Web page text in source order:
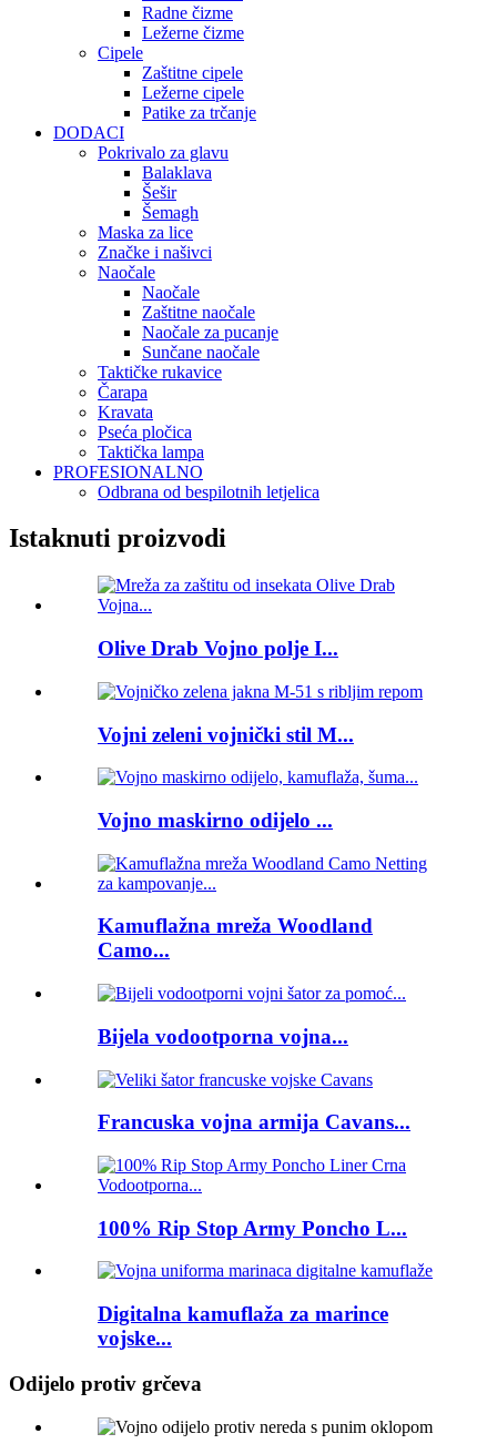
Radne čizme
Ležerne čizme
Cipele
Zaštitne cipele
Ležerne cipele
Patike za trčanje
DODACI
Pokrivalo za glavu
Balaklava
Šešir
Šemagh
Maska za lice
Značke i našivci
Naočale
Naočale
Zaštitne naočale
Naočale za pucanje
Sunčane naočale
Taktičke rukavice
Čarapa
Kravata
Pseća pločica
Taktička lampa
PROFESIONALNO
Odbrana od bespilotnih letjelica
Istaknuti proizvodi
Olive Drab Vojno polje I...
Vojni zeleni vojnički stil M...
Vojno maskirno odijelo ...
Kamuflažna mreža Woodland
Camo...
Bijela vodootporna vojna...
Francuska vojna armija Cavans...
100% Rip Stop Army Poncho L...
Digitalna kamuflaža za marince
vojske...
Odijelo protiv grčeva